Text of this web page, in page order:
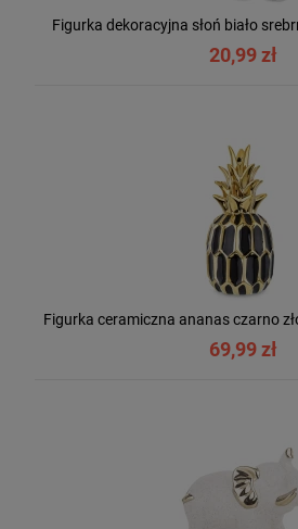
Figurka dekoracyjna słoń biało
20,99 zł
Figurka ceramiczna ananas czarno
69,99 zł